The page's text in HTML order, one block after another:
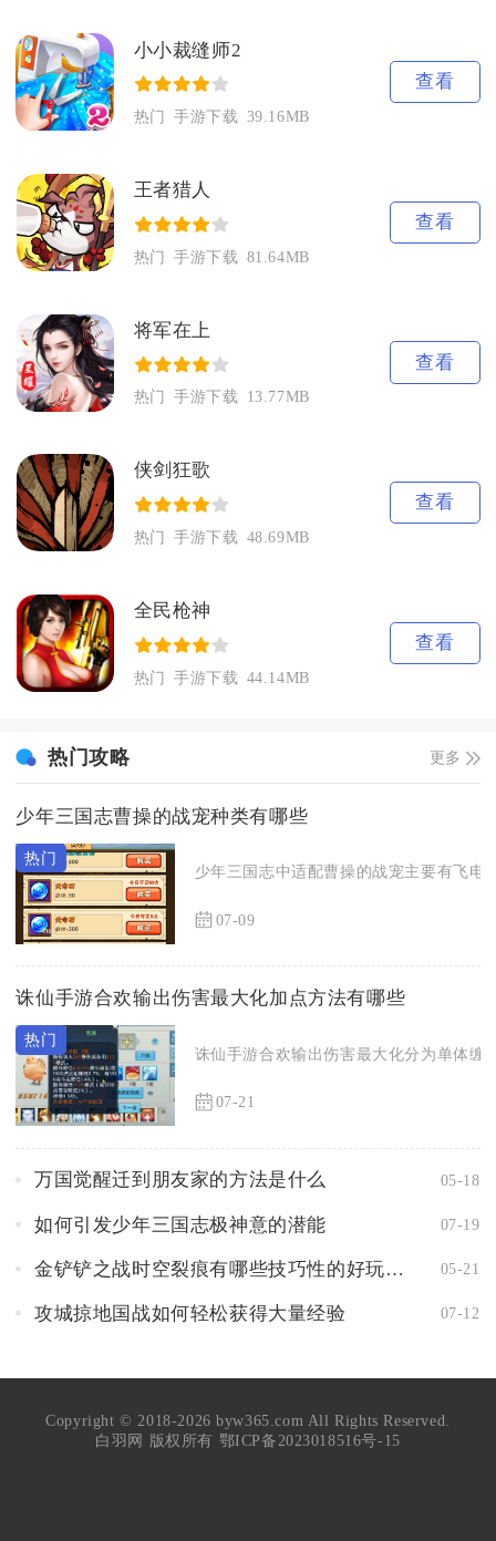
小小裁缝师2
热门 手游下载 39.16MB
查看
王者猎人
热门 手游下载 81.64MB
查看
将军在上
热门 手游下载 13.77MB
查看
侠剑狂歌
热门 手游下载 48.69MB
查看
全民枪神
热门 手游下载 44.14MB
查看
热门攻略 更多
少年三国志曹操的战宠种类有哪些
少年三国志中适配曹操的战宠主要有飞电
07-09
诛仙手游合欢输出伤害最大化加点方法有哪些
诛仙手游合欢输出伤害最大化分为单体缠
07-21
万国觉醒迁到朋友家的方法是什么 05-18
如何引发少年三国志极神意的潜能 07-19
金铲铲之战时空裂痕有哪些技巧性的好玩阵容 05-21
攻城掠地国战如何轻松获得大量经验 07-12
Copyright © 2018-2026 byw365.com All Rights Reserved.
白羽网 版权所有 鄂ICP备2023018516号-15